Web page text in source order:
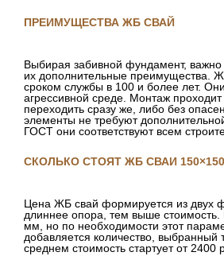
ПРЕИМУЩЕСТВА ЖБ СВАЙ
Выбирая забивной фундамент,
их дополнительные преимущества.
сроком службы в 100 и более лет.
агрессивной среде. Монтаж
переходить сразу же, либо без
элементы не требуют
ГОСТ они соответствуют всем
СКОЛЬКО СТОЯТ ЖБ СВАИ
Цена ЖБ свай формируется из двух
длиннее опора, тем выше
мм, но по необходимости этот
добавляется количество, выбранный
среднем стоимость стартует от 2400